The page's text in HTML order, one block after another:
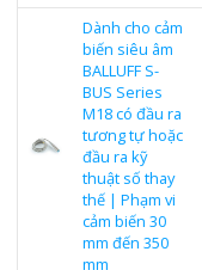
Dành cho cảm
biến siêu âm
BALLUFF S-
BUS Series
M18 có đầu ra
tương tự hoặc
đầu ra kỹ
thuật số thay
thế | Phạm vi
cảm biến 30
mm đến 350
mm